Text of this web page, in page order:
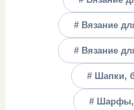
# Вязание
# Вязание
# Шапки,
# Шарфы,